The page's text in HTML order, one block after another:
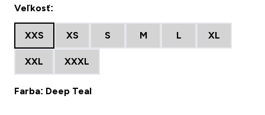
Veľkosť:
XXS XS S M L XL
XXL XXXL
Farba: Deep Teal